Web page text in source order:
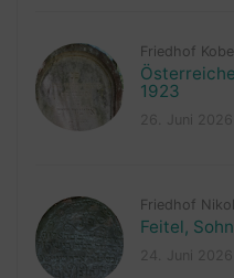
Friedhof
1923
Friedhof
Feitel,